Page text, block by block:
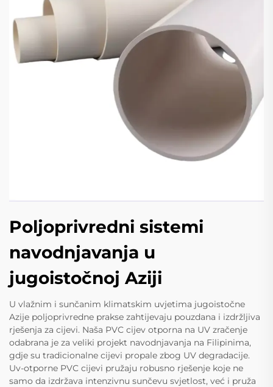
Poljoprivredni sistemi
navodnjavanja u
jugoistočnoj Aziji
U vlažnim i sunčanim klimatskim uvjetima jugoistočne
Azije poljoprivredne prakse zahtijevaju pouzdana i izdržljiva
rješenja za cijevi. Naša PVC cijev otporna na UV zračenje
odabrana je za veliki projekt navodnjavanja na Filipinima,
gdje su tradicionalne cijevi propale zbog UV degradacije.
Uv-otporne PVC cijevi pružaju robusno rješenje koje ne
samo da izdržava intenzivnu sunčevu svjetlost, već i pruža